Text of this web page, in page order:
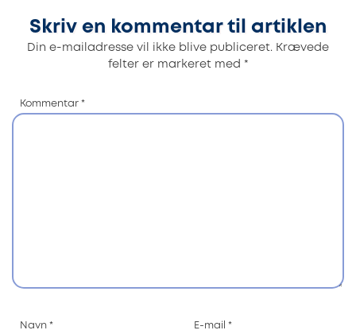
Skriv en kommentar til artiklen
Din e-mailadresse vil ikke blive publiceret. Krævede
felter er markeret med *
Kommentar *
Navn * E-mail *